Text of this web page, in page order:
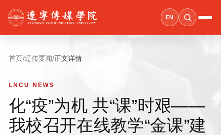
EN
首页/辽传要闻/正文详情
LNCU NEWS
化“疫”为机 共“课”时艰——
我校召开在线教学“金课”建